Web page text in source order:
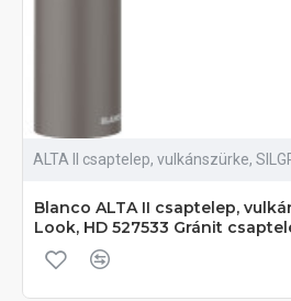
ALTA II csaptelep, vulkánszürke,
Blanco ALTA II csaptelep,
Look, HD 527533 Gránit